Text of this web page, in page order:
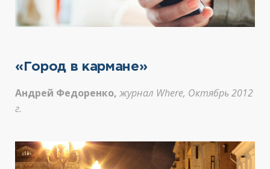
«Город в кармане»
Андрей Федоренко, журнал Where, Октябрь 2012
г.